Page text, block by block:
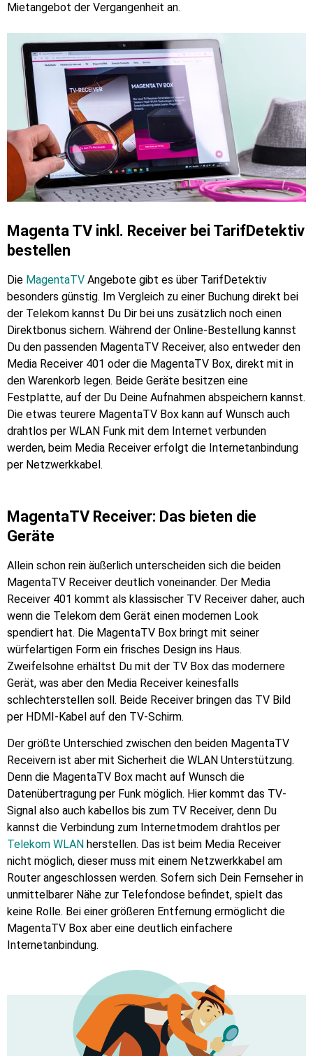
Mietangebot der Vergangenheit an.
Magenta TV inkl. Receiver bei TarifDetektiv
bestellen
Die MagentaTV Angebote gibt es über TarifDetektiv
besonders günstig. Im Vergleich zu einer Buchung direkt bei
der Telekom kannst Du Dir bei uns zusätzlich noch einen
Direktbonus sichern. Während der Online-Bestellung kannst
Du den passenden MagentaTV Receiver, also entweder den
Media Receiver 401 oder die MagentaTV Box, direkt mit in
den Warenkorb legen. Beide Geräte besitzen eine
Festplatte, auf der Du Deine Aufnahmen abspeichern kannst.
Die etwas teurere MagentaTV Box kann auf Wunsch auch
drahtlos per WLAN Funk mit dem Internet verbunden
werden, beim Media Receiver erfolgt die Internetanbindung
per Netzwerkkabel.
MagentaTV Receiver: Das bieten die
Geräte
Allein schon rein äußerlich unterscheiden sich die beiden
MagentaTV Receiver deutlich voneinander. Der Media
Receiver 401 kommt als klassischer TV Receiver daher, auch
wenn die Telekom dem Gerät einen modernen Look
spendiert hat. Die MagentaTV Box bringt mit seiner
würfelartigen Form ein frisches Design ins Haus.
Zweifelsohne erhältst Du mit der TV Box das modernere
Gerät, was aber den Media Receiver keinesfalls
schlechterstellen soll. Beide Receiver bringen das TV Bild
per HDMI-Kabel auf den TV-Schirm.
Der größte Unterschied zwischen den beiden MagentaTV
Receivern ist aber mit Sicherheit die WLAN Unterstützung.
Denn die MagentaTV Box macht auf Wunsch die
Datenübertragung per Funk möglich. Hier kommt das TV-
Signal also auch kabellos bis zum TV Receiver, denn Du
kannst die Verbindung zum Internetmodem drahtlos per
Telekom WLAN herstellen. Das ist beim Media Receiver
nicht möglich, dieser muss mit einem Netzwerkkabel am
Router angeschlossen werden. Sofern sich Dein Fernseher in
unmittelbarer Nähe zur Telefondose befindet, spielt das
keine Rolle. Bei einer größeren Entfernung ermöglicht die
MagentaTV Box aber eine deutlich einfachere
Internetanbindung.